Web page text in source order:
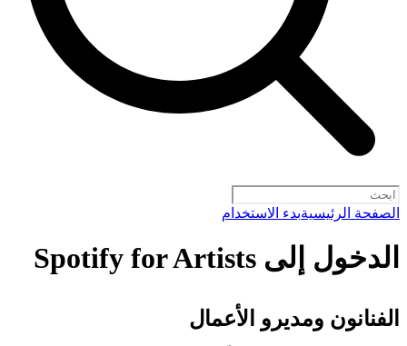
الصفحة الرئيسيةبدء الاستخدام
الدخول إلى Spotify for Artists
الفنانون ومديرو الأعمال